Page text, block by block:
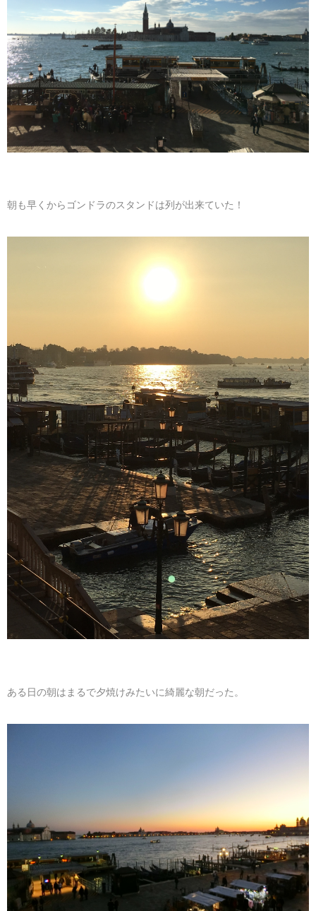
朝も早くからゴンドラのスタンドは列が出来ていた！
ある日の朝はまるで夕焼けみたいに綺麗な朝だった。